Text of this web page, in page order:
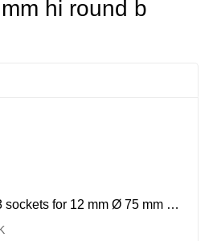
hi round b
B18-12,Block w 18 sockets for 12 mm Ø 75 mm hi round b